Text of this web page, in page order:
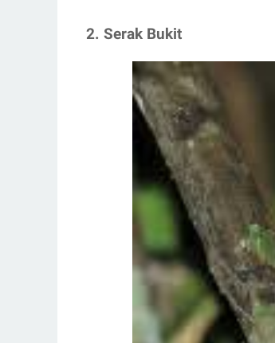
2. Serak Bukit